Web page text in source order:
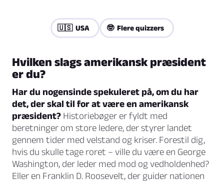
🇺🇸 USA 🤓 Flere quizzers
Hvilken slags amerikansk præsident
er du?
Har du nogensinde spekuleret på, om du har
det, der skal til for at være en amerikansk
præsident? Historiebøger er fyldt med
beretninger om store ledere, der styrer landet
gennem tider med velstand og kriser. Forestil dig,
hvis du skulle tage roret – ville du være en George
Washington, der leder med mod og vedholdenhed?
Eller en Franklin D. Roosevelt, der guider nationen